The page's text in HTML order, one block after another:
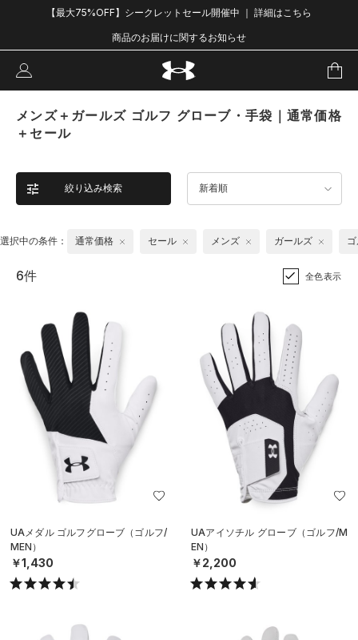
【最大75%OFF】シークレットセール開催中 ｜ 詳細はこちら
商品のお届けに関するお知らせ
メンズ＋ガールズ ゴルフ グローブ・手袋｜通常価格
＋セール
絞り込み検索 新着順
選択中の条件： 通常価格 セール メンズ ガールズ
6件 全色表示
UAメダル ゴルフグローブ（ゴルフ/
MEN）
￥1,430
UAアイソチル グローブ（ゴルフ/M
EN）
￥2,200